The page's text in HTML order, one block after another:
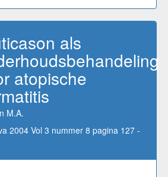
als
atopische
M.A.
2004 Vol 3 nummer 8 pagina 127 -